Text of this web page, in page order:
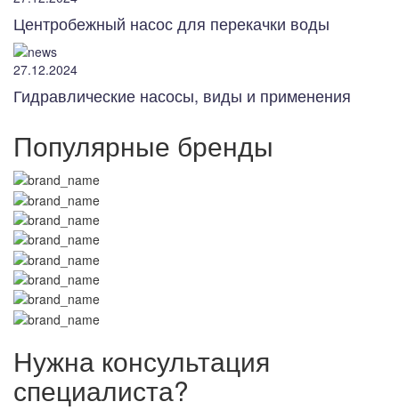
Центробежный насос для перекачки воды
27.12.2024
Гидравлические насосы, виды и применения
Популярные бренды
Нужна консультация
специалиста?